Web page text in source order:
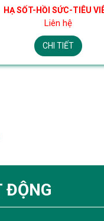
HẠ SỐT-HỒI SỨC-TIÊU
Liên hệ
CHI TIẾT
ĐỘNG